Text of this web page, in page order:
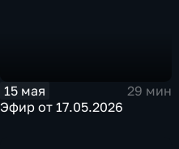
15 мая
29 мин
Эфир от 17.05.2026